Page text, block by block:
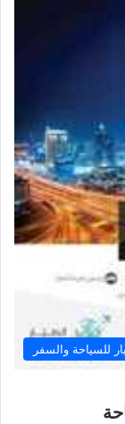
للسياحة والسفر